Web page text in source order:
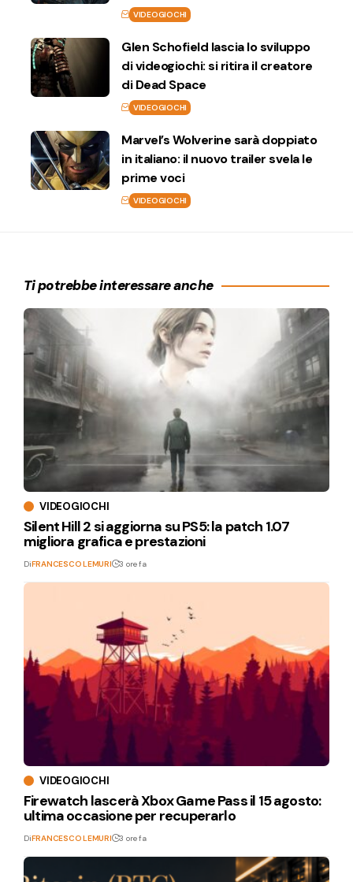
VIDEOGIOCHI
Glen Schofield lascia lo sviluppo
di videogiochi: si ritira il creatore
di Dead Space
VIDEOGIOCHI
Marvel’s Wolverine sarà doppiato
in italiano: il nuovo trailer svela le
prime voci
VIDEOGIOCHI
Ti potrebbe interessare anche
VIDEOGIOCHI
Silent Hill 2 si aggiorna su PS5: la patch 1.07
migliora grafica e prestazioni
DiFRANCESCO LEMURI 3 ore fa
VIDEOGIOCHI
Firewatch lascerà Xbox Game Pass il 15 agosto:
ultima occasione per recuperarlo
DiFRANCESCO LEMURI 3 ore fa